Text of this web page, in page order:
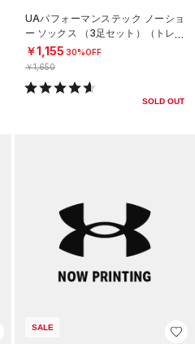
UAパフォーマンステック ノーショ
ー ソックス （3足セット）（トレー
ニング/UNISEX）
￥1,155 30%OFF
￥1,650
SOLD OUT
SALE